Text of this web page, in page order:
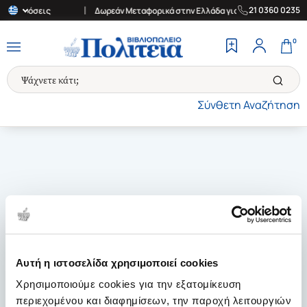
Αυτή η ιστοσελίδα χρησιμοποιεί cookies
Χρησιμοποιούμε cookies για την εξατομίκευση
περιεχομένου και διαφημίσεων, την παροχή λειτουργιών
δόσεις Δωρεάν Μεταφορικά στην Ελλάδα για αγορές άνω των
21 0360 0235
Σύνθετη Αναζήτηση
0